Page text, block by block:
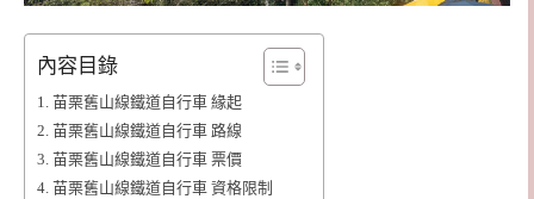
內容目錄
苗栗舊山線鐵道自行車 緣起
苗栗舊山線鐵道自行車 路線
苗栗舊山線鐵道自行車 票價
苗栗舊山線鐵道自行車 資格限制